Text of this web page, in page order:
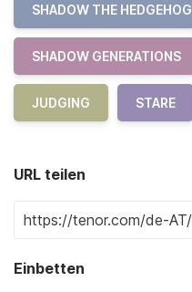
SHADOW THE HEDGEHOG
SHADOW GENERATIONS
JUDGING STARE
URL teilen
Einbetten